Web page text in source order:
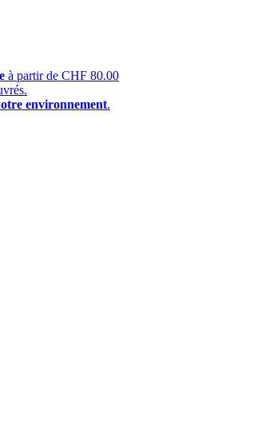
à partir de CHF 80.00
environnement.